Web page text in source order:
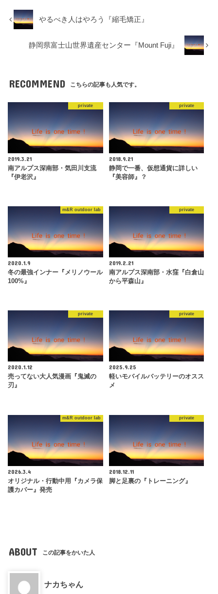
やるべき人はやろう『縮毛矯正』
静岡県富士山世界遺産センター『Mount Fuji』
RECOMMEND こちらの記事も人気です。
private
2019.3.21
南アルプス深南部・気田川支流
『伊老沢』
private
2018.9.21
静岡で一番、仮想通貨に詳しい
『美容師』？
m&R outdoor lab
2020.1.9
冬の最強インナー『メリノウール
100%』
private
2019.2.21
南アルプス深南部・水窪『白倉山
から平森山』
private
2020.1.12
売ってない大人気漫画『鬼滅の
刃』
private
2025.9.25
軽いモバイルバッテリーのオスス
メ
m&R outdoor lab
2026.3.4
オリジナル・行動中用『カメラ保
護カバー』発売
private
2018.12.11
脚と足裏の『トレーニング』
ABOUT この記事をかいた人
ナカちゃん